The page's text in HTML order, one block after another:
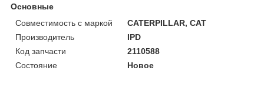
Основные
Совместимость с маркой
CATERPILLAR, CAT
Производитель
IPD
Код запчасти
2110588
Состояние
Новое